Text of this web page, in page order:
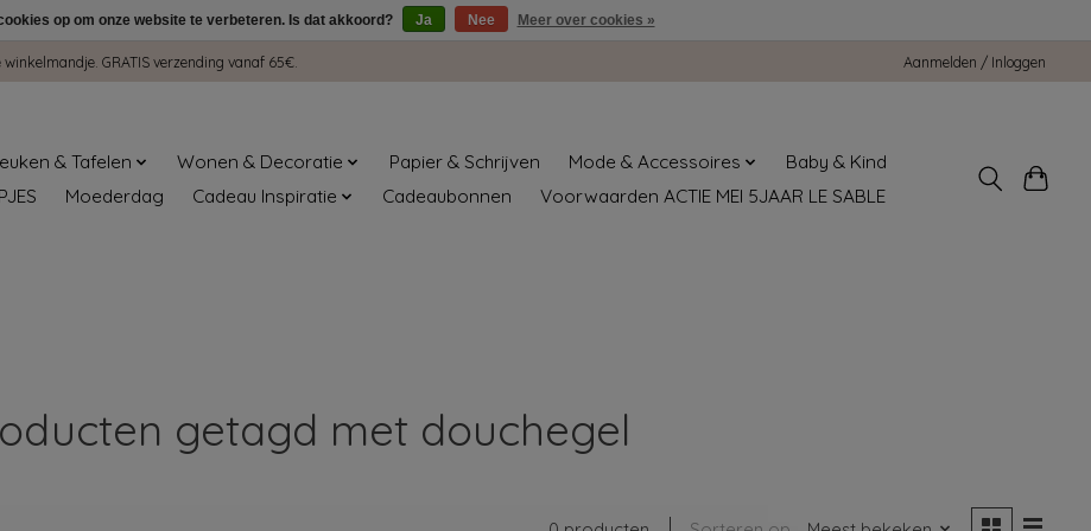
GRATIS verzending vanaf 65€. Aanmelden / Inloggen
& Tafelen Wonen & Decoratie Papier & Schrijven Mode & Accessoires
Baby & Kind
Moederdag Cadeau Inspiratie Cadeaubonnen Voorwaarden ACTIE MEI 5JAAR LE SABLE
getagd met douchegel
op om onze website te verbeteren. Is dat akkoord? Ja Nee Meer over cookies »